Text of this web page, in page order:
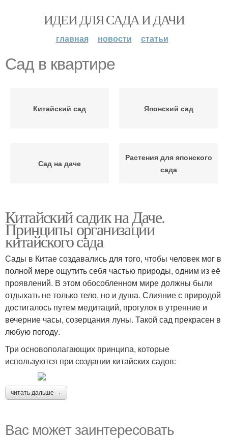
ИДЕИ ДЛЯ САДА И ДАЧИ
главная новости статьи
Сад в квартире
Китайский сад Японский сад
Сад на даче
Растения для японского
сада
Китайский садик на Даче.
Принципы организации
китайского сада
Сады в Китае создавались для того, чтобы человек мог в
полной мере ощутить себя частью природы, одним из её
проявлений. В этом обособленном мире должны были
отдыхать не только тело, но и душа. Слияние с природой
достигалось путем медитаций, прогулок в утренние и
вечерние часы, созерцания луны. Такой сад прекрасен в
любую погоду.
Три основополагающих принципа, которые
используются при создании китайских садов:
читать дальше →
Вас может заинтересовать